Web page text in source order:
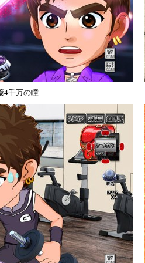
4千万の瞳